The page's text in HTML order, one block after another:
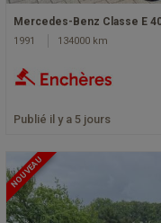
Mercedes-Benz Classe E
1991 134000 km
Publié il y a 5 jours
NOUVEAU